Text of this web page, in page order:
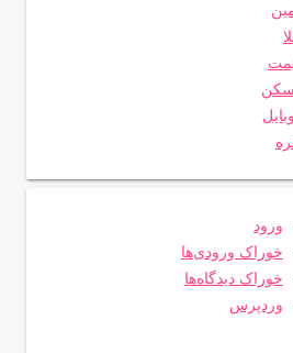
ورود
خوراک ورودی‌ها
خوراک دیدگاه‌ها
وردپرس